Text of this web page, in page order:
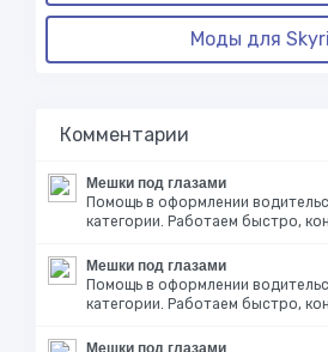
Моды для
Комментарии
Мешки под глазами
Помощь в оформлении
категории. Работаем быстро,
Мешки под глазами
Помощь в оформлении
категории. Работаем быстро,
Мешки под глазами